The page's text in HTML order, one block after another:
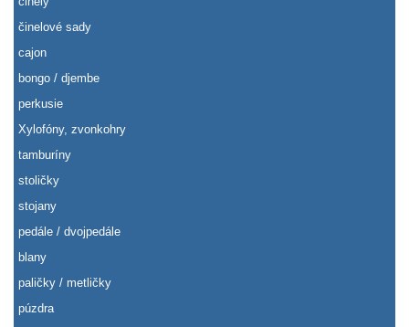
činelové sady
cajon
bongo / djembe
perkusie
Xylofóny, zvonkohry
tamburíny
stoličky
stojany
pedále / dvojpedále
blany
paličky / metličky
púzdra